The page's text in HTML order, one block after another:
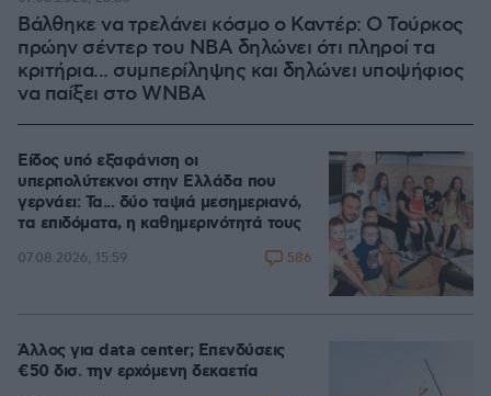
Βάλθηκε να τρελάνει κόσμο ο Καντέρ: Ο Τούρκος
πρώην σέντερ του NBA δηλώνει ότι πληροί τα
κριτήρια... συμπερίληψης και δηλώνει υποψήφιος
να παίξει στο WNBA
Είδος υπό εξαφάνιση οι
υπερπολύτεκνοι στην Ελλάδα που
γερνάει: Τα... δύο ταψιά μεσημεριανό,
τα επιδόματα, η καθημερινότητά τους
07.08.2026, 15:59 586
Άλλος για data center; Επενδύσεις
€50 δισ. την ερχόμενη δεκαετία